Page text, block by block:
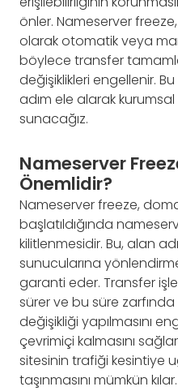
önler. Nameserver
olarak otomatik veya
böylece transfer
değişiklikleri engellenir.
adım ele alarak
sunacağız.
Nameserver
Önemlidir?
Nameserver freeze,
başlatıldığında
kilitlenmesidir. Bu, alan
sunucularına
garanti eder. Transfer
sürer ve bu süre
değişikliği yapılmasını
çevrimiçi kalmasını
sitesinin trafiği kesintiye
taşınmasını mümkün kılar.